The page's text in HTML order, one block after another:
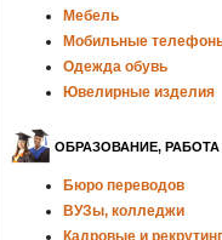
Мебель
Мобильные
Одежда обувь
Ювелирные изделия
ОБРАЗОВАНИЕ, РАБОТА
Бюро переводов
ВУЗы, колледжи
Кадровые и